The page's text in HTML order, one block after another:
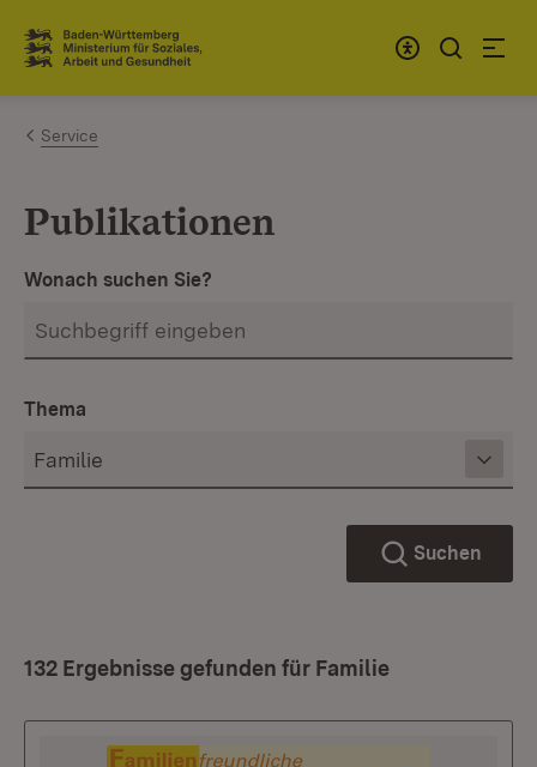
Zum Inhalt springen
Link zur Startseite
Service
Publikationen
Wonach suchen Sie?
Thema
Suchen
132 Ergebnisse gefunden für Familie